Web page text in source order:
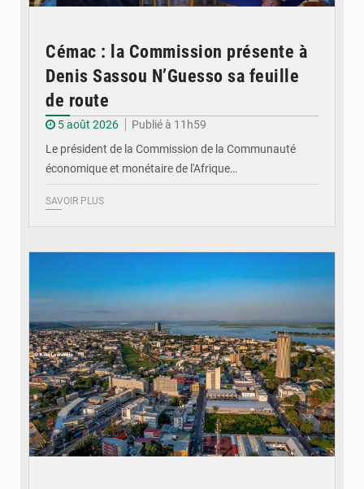
Cémac : la Commission présente à
Denis Sassou N’Guesso sa feuille
de route
5 août 2026
Publié à 11h59
Le président de la Commission de la Communauté
économique et monétaire de l'Afrique…
SAVOIR PLUS